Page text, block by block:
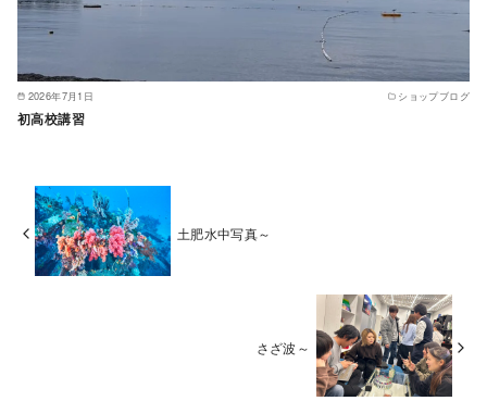
2026年7月1日 ショップブログ
初高校講習
土肥水中写真～
さざ波～